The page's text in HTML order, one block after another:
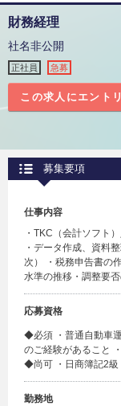
財務経理
社名非公開
正社員 急募
この求人にエント
募集要項
仕事内容
・TKC（会計ソフト
・データ作成、資料
次） ・税務申告書の
水準の推移・調整要
応募資格
◆必須 ・普通自動車
のご経験があること
◆尚可 ・日商簿記2級
勤務地